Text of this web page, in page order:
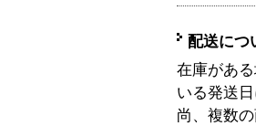
配送につ
在庫があ
いる発送
尚、複数